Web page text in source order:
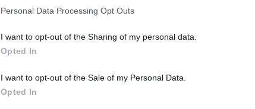
Personal Data Processing Opt Outs
I want to opt-out of the Sharing of my personal data.
Opted In
I want to opt-out of the Sale of my Personal Data.
Opted In